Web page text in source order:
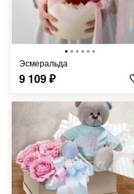
Эсмеральда
9 109₽